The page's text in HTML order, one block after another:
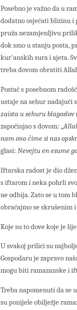
Posebno je važno da u
dodatno osjećati blizinu i
pruža nezamjenljivu
dok smo u stanju posta,
kur'anskih sura i ajeta.
treba dovom obratiti
Postač s posebnom
ustaje na sehur nadajući
zaista u sehuru blagoslov
započinjao s dovom: „
nam ono čime si nas
glasi: Nevejtu en esume
Iftarska radost je dio
s iftarom i neka pohrli
ne odbija. Zato se u tom
obraćajmo se skrušenim
Koje su to dove koje je
U svakoj prilici su
Gospodaru je zapravo
mogu biti ramazanske i
Treba napomenuti da se
su ponijele obilježje